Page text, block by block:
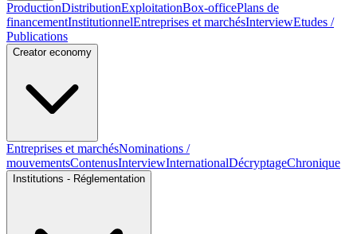
ProductionDistributionExploitationBox-officePlans de
financementInstitutionnelEntreprises et marchésInterviewEtudes /
Publications
Creator economy
Entreprises et marchésNominations /
mouvementsContenusInterviewInternationalDécryptageChronique
Institutions - Réglementation